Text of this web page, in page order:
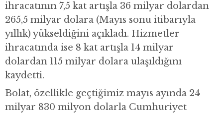
ihracatının 7,5 kat artışla 36 milyar dolardan
265,5 milyar dolara (Mayıs sonu itibarıyla
yıllık) yükseldiğini açıkladı. Hizmetler
ihracatında ise 8 kat artışla 14 milyar
dolardan 115 milyar dolara ulaşıldığını
kaydetti.
Bolat, özellikle geçtiğimiz mayıs ayında 24
milyar 830 milyon dolarla Cumhuriyet